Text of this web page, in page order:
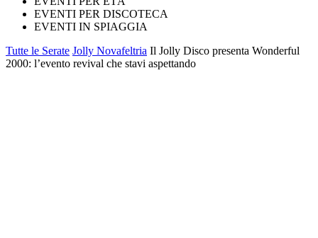
EVENTI PER DISCOTECA
EVENTI IN SPIAGGIA
Tutte le Serate Jolly Novafeltria Il Jolly Disco presenta Wonderful
2000: l’evento revival che stavi aspettando